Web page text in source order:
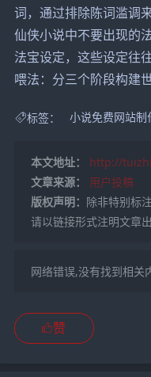
词，通过排除陈词滥调
仙侠小说中不要出现的
法宝设定，这些设定往
喂法：分三个阶段构建
标签： 小说免费网站制
本文地址：
http://
文章来源：
用户投稿
版权声明： 除非特别标
请以链接形式注明文章出
网络错误,没有找到相关
赞